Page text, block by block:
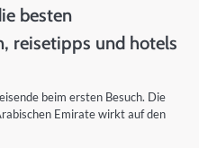
besten
reisetipps und hotels
beim ersten Besuch. Die
Emirate wirkt auf den